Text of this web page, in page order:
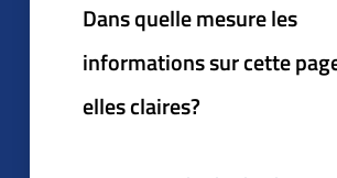
Dans quelle mesure les
informations sur cette
elles claires?